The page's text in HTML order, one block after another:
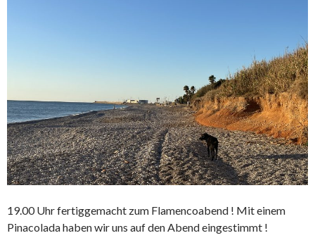
19.00 Uhr fertiggemacht zum Flamencoabend ! Mit einem
Pinacolada haben wir uns auf den Abend eingestimmt !